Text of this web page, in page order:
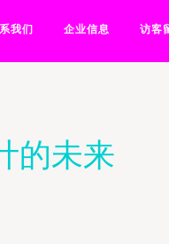
我们 企业信息 访客
的未来